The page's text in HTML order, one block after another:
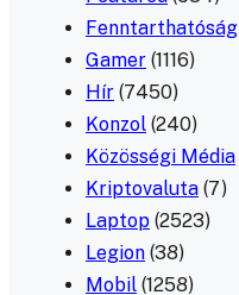
Fenntarthatóság
Gamer (1116)
Hír (7450)
Konzol (240)
Közösségi Média
Kriptovaluta (7)
Laptop (2523)
Legion (38)
Mobil (1258)